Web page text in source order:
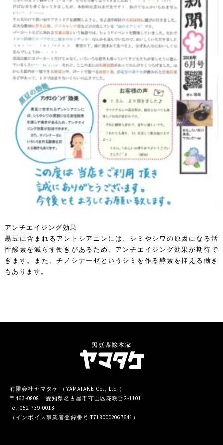
アンチエイジング効果
黒豆に含まれるアントシアニンには、シミやシワの原因になる活
性酸素を減らす働きがあるため、アンチエイジング効果が期待で
きます。また、チノシナーゼというシミを作る酵素を抑える働き
もあります。
有限会社ヤマタケ （YAMATAKE Co., Ltd.）
〒463-0808 愛知県名古屋市守山区花咲台2-1101
Tel.052-739-0013
（インボイス事業者登録番号 T7180002067641）